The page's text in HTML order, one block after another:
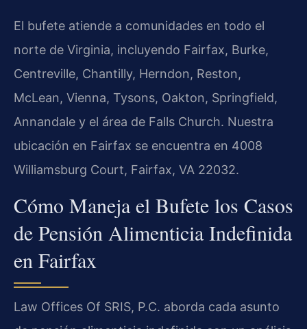
El bufete atiende a comunidades en todo el
norte de Virginia, incluyendo Fairfax, Burke,
Centreville, Chantilly, Herndon, Reston,
McLean, Vienna, Tysons, Oakton, Springfield,
Annandale y el área de Falls Church. Nuestra
ubicación en Fairfax se encuentra en 4008
Williamsburg Court, Fairfax, VA 22032.
Cómo Maneja el Bufete los Casos
de Pensión Alimenticia Indefinida
en Fairfax
Law Offices Of SRIS, P.C. aborda cada asunto